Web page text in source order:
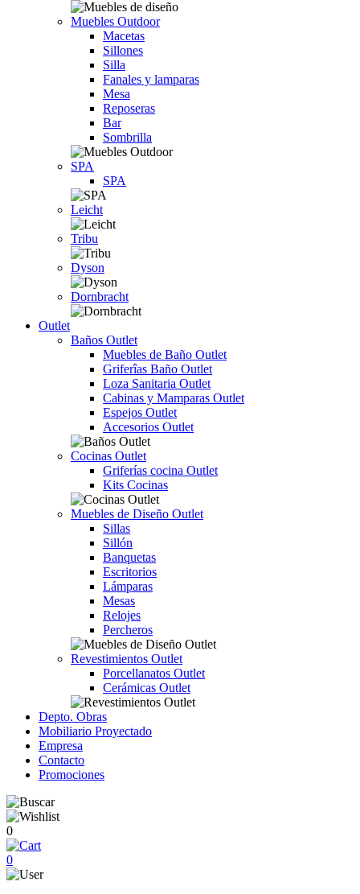
Muebles Outdoor
Macetas
Sillones
Silla
Fanales y lamparas
Mesa
Reposeras
Bar
Sombrilla
SPA
SPA
Leicht
Tribu
Dyson
Dornbracht
Outlet
Baños Outlet
Muebles de Baño Outlet
Griferîas Baño Outlet
Loza Sanitaria Outlet
Cabinas y Mamparas Outlet
Espejos Outlet
Accesorios Outlet
Cocinas Outlet
Griferías cocina Outlet
Kits Cocinas
Muebles de Diseño Outlet
Sillas
Sillón
Banquetas
Escritorios
Lámparas
Mesas
Relojes
Percheros
Revestimientos Outlet
Porcellanatos Outlet
Cerámicas Outlet
Depto. Obras
Mobiliario Proyectado
Empresa
Contacto
Promociones
0
0